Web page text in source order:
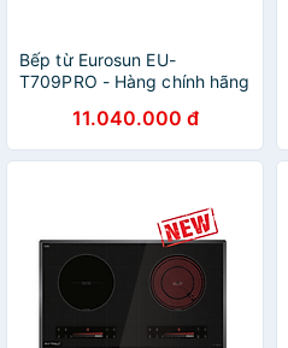
Bếp từ Eurosun EU-
T709PRO - Hàng chính hãng
11.040.000 đ